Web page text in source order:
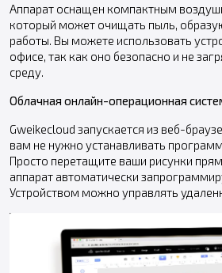
Аппарат оснащен компактным
который может очищать пыль,
работы. Вы можете использовать
офисе, так как оно безопасно и не
среду.
Облачная онлайн-операционная
Gweikecloud запускается из веб-
вам не нужно устанавливать
Просто перетащите ваши рисунки
аппарат автоматически
Устройством можно управлять